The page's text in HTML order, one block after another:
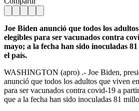
Joe Biden anunció que todos los
elegibles para ser vacunados contra
mayo; a la fecha han sido inoculadas
el país.
WASHINGTON (apro) .- Joe Biden,
anunció que todos los adultos que viven
para ser vacunados contra covid-19 a
que a la fecha han sido inoculadas 81